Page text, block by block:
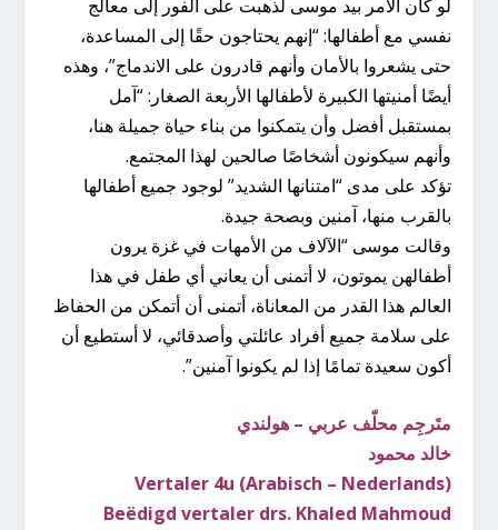
لو كان الأمر بيد موسى لذهبت على الفور إلى معالج
نفسي مع أطفالها: “إنهم يحتاجون حقًا إلى المساعدة،
حتى يشعروا بالأمان وأنهم قادرون على الاندماج”، وهذه
أيضًا أمنيتها الكبيرة لأطفالها الأربعة الصغار: “آمل
بمستقبل أفضل وأن يتمكنوا من بناء حياة جميلة هنا،
وأنهم سيكونون أشخاصًا صالحين لهذا المجتمع.
تؤكد على مدى “امتنانها الشديد” لوجود جميع أطفالها
بالقرب منها، آمنين وبصحة جيدة.
وقالت موسى “الآلاف من الأمهات في غزة يرون
أطفالهن يموتون، لا أتمنى أن يعاني أي طفل في هذا
العالم هذا القدر من المعاناة، أتمنى أن أتمكن من الحفاظ
على سلامة جميع أفراد عائلتي وأصدقائي، لا أستطيع أن
أكون سعيدة تمامًا إذا لم يكونوا آمنين”.
متَرجِم محلّف عربي – هولندي
خالد محمود
Vertaler 4u (Arabisch – Nederlands)
Beëdigd vertaler drs. Khaled Mahmoud